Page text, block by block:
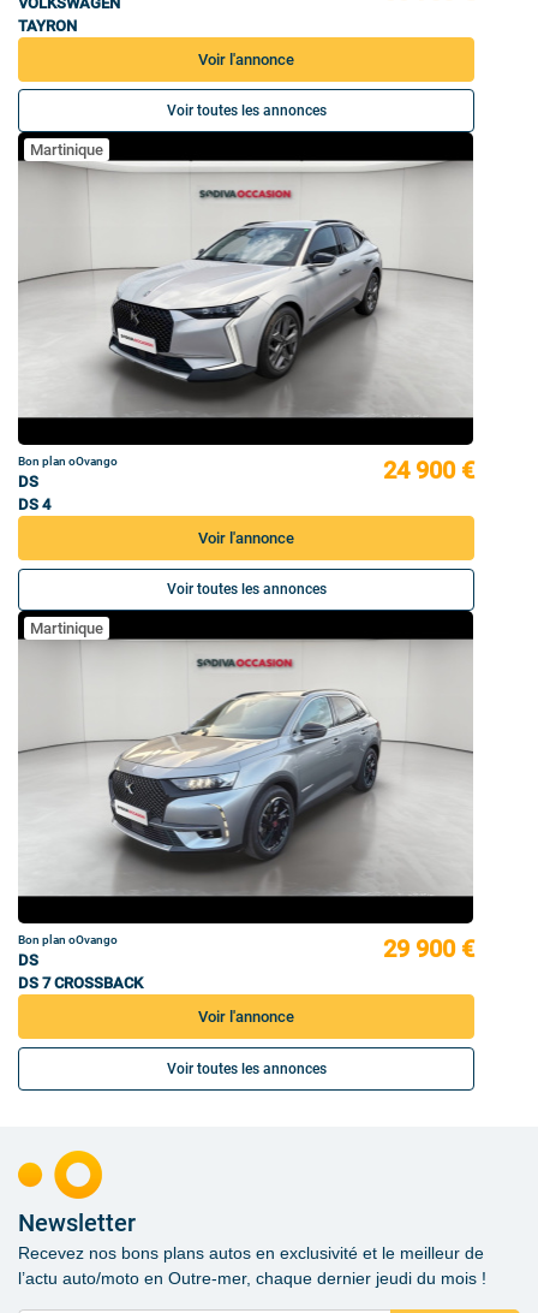
TAYRON
Voir l'annonce
Voir toutes les annonces
Martinique
Bon plan oOvango
DS
DS 4
24 900 €
Voir l'annonce
Voir toutes les annonces
Martinique
Bon plan oOvango
DS
DS 7 CROSSBACK
29 900 €
Voir l'annonce
Voir toutes les annonces
Newsletter
Recevez nos bons plans autos en exclusivité et le meilleur de
l’actu auto/moto en Outre-mer, chaque dernier jeudi du mois !